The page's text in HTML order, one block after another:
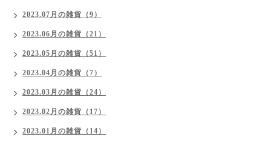
2023.07月の雑貨（9）
2023.06月の雑貨（21）
2023.05月の雑貨（51）
2023.04月の雑貨（7）
2023.03月の雑貨（24）
2023.02月の雑貨（17）
2023.01月の雑貨（14）